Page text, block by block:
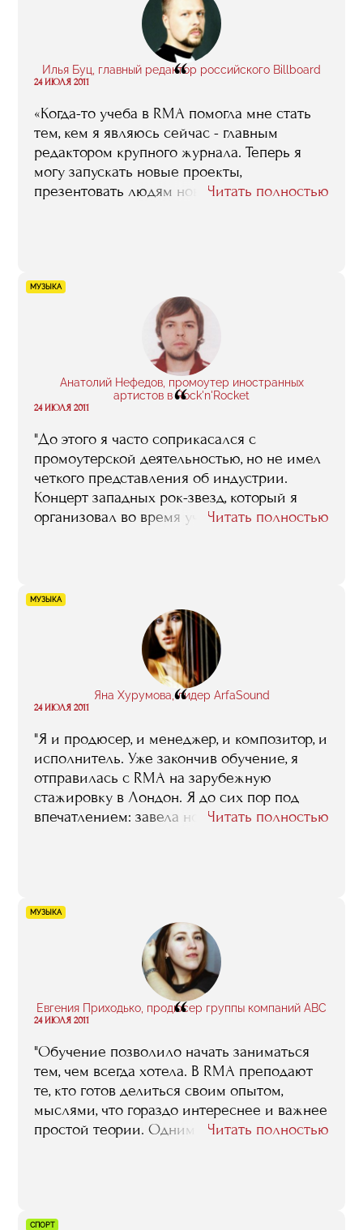
Илья Буц, главный редактор российского Billboard
“
24 ИЮЛЯ 2011
«Когда-то учеба в RMA помогла мне стать
тем, кем я являюсь сейчас - главным
редактором крупного журнала. Теперь я
могу запускать новые проекты,
презентовать людям новые форматы
Читать полностью
МУЗЫКА
Анатолий Нефедов, промоутер иностранных
артистов в Rock'n'Rocket
“
24 ИЮЛЯ 2011
"До этого я часто соприкасался с
промоутерской деятельностью, но не имел
четкого представления об индустрии.
Концерт западных рок-звезд, который я
организовал во время учебы, стал первым
Читать полностью
МУЗЫКА
Яна Хурумова, лидер ArfaSound
“
24 ИЮЛЯ 2011
"Я и продюсер, и менеджер, и композитор, и
исполнитель. Уже закончив обучение, я
отправилась с RMA на зарубежную
стажировку в Лондон. Я до сих пор под
впечатлением: завела новые контакты,
добилась всего благодаря себе, людям
вокруг и полученным в RMA знаниям".
Читать полностью
МУЗЫКА
Евгения Приходько, продюсер группы компаний ABC
“
24 ИЮЛЯ 2011
"Обучение позволило начать заниматься
тем, чем всегда хотела. В RMA преподают
те, кто готов делиться своим опытом,
мыслями, что гораздо интереснее и важнее
простой теории. Одним словом, RMA дает
Читать полностью
СПОРТ